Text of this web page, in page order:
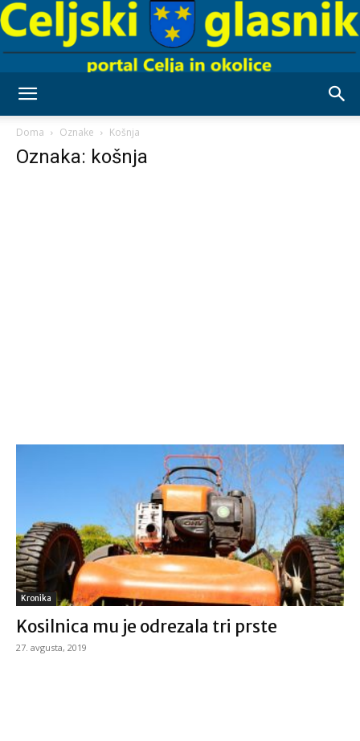
Doma Oznake Košnja
Oznaka: košnja
Kronika
Kosilnica mu je odrezala tri prste
27. avgusta, 2019